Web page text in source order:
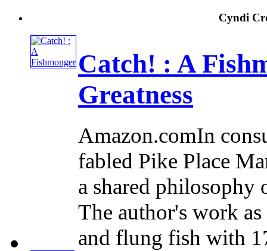
Cyndi
Catch! : A
Greatness
Amazon.comIn
fabled Pike Place
a shared
The author's work
and flung fish with